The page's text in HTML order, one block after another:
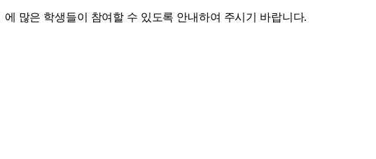
에 많은 학생들이 참여할 수 있도록 안내하여 주시기 바랍니다.